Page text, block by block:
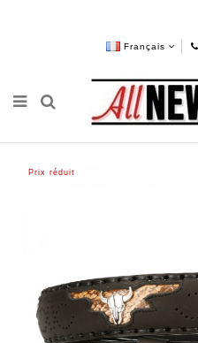
Français
Prix réduit